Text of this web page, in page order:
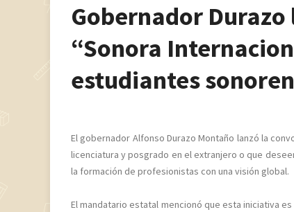
Gobernador
“Sonora
estudiantes
El gobernador Alfonso Durazo Montaño lanzó la
licenciatura y posgrado en el extranjero o que
la formación de profesionistas con una visión global.
El mandatario estatal mencionó que esta iniciativa